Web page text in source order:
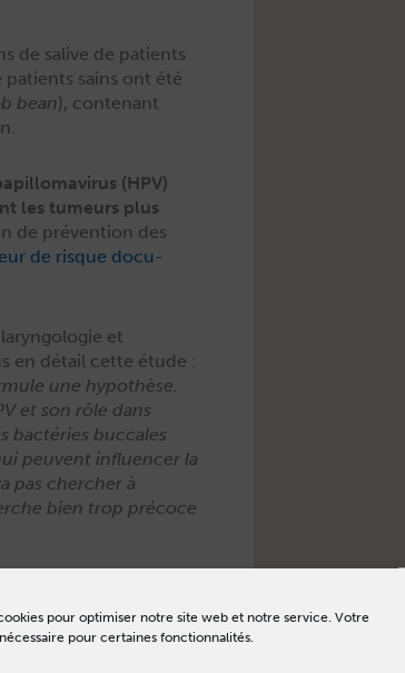
pour optimiser notre site web et notre service. Votre
pour certaines fonctionnalités.
de salive de patients
sains ont été
bean), con­tenant
(HPV)
les tumeurs plus
de préven­tion des
de risque doc­u­
et
en détail cette étude :
une hypothèse.
et son rôle dans
bac­téries buc­cales
peu­vent influ­encer la
pas chercher à
bien trop pré­coce
sim­ple gad­get ou
de la bouche et du